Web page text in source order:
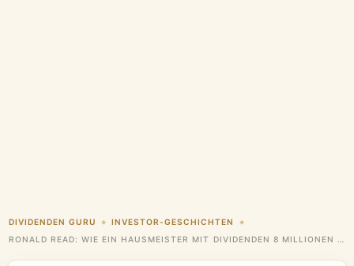
DIVIDENDEN GURU ◆ INVESTOR-GESCHICHTEN ◆
RONALD READ: WIE EIN HAUSMEISTER MIT DIVIDENDEN 8 MILLIONEN DOLLAR ANHAEUFTE